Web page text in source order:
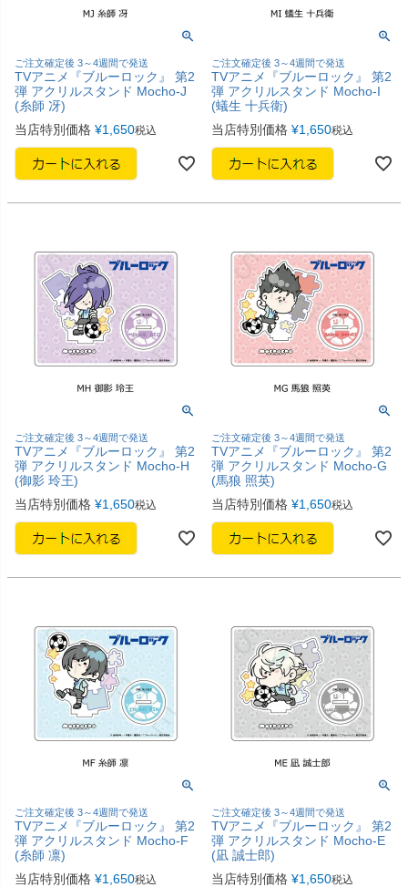
ご注文確定後 3～4週間で発送
TVアニメ『ブルーロック』 第2
弾 アクリルスタンド Mocho-J
(糸師 冴)
当店特別価格 ¥1,650税込
ご注文確定後 3～4週間で発送
TVアニメ『ブルーロック』 第2
弾 アクリルスタンド Mocho-I
(蟻生 十兵衛)
当店特別価格 ¥1,650税込
ご注文確定後 3～4週間で発送
TVアニメ『ブルーロック』 第2
弾 アクリルスタンド Mocho-H
(御影 玲王)
当店特別価格 ¥1,650税込
ご注文確定後 3～4週間で発送
TVアニメ『ブルーロック』 第2
弾 アクリルスタンド Mocho-G
(馬狼 照英)
当店特別価格 ¥1,650税込
ご注文確定後 3～4週間で発送
TVアニメ『ブルーロック』 第2
弾 アクリルスタンド Mocho-F
(糸師 凛)
当店特別価格 ¥1,650税込
ご注文確定後 3～4週間で発送
TVアニメ『ブルーロック』 第2
弾 アクリルスタンド Mocho-E
(凪 誠士郎)
当店特別価格 ¥1,650税込